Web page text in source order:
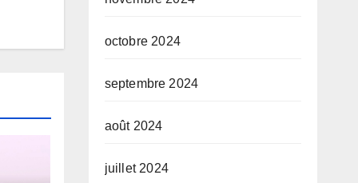
octobre 2024
septembre 2024
août 2024
juillet 2024